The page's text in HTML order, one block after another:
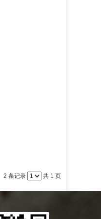
2 条记录 共 1 页